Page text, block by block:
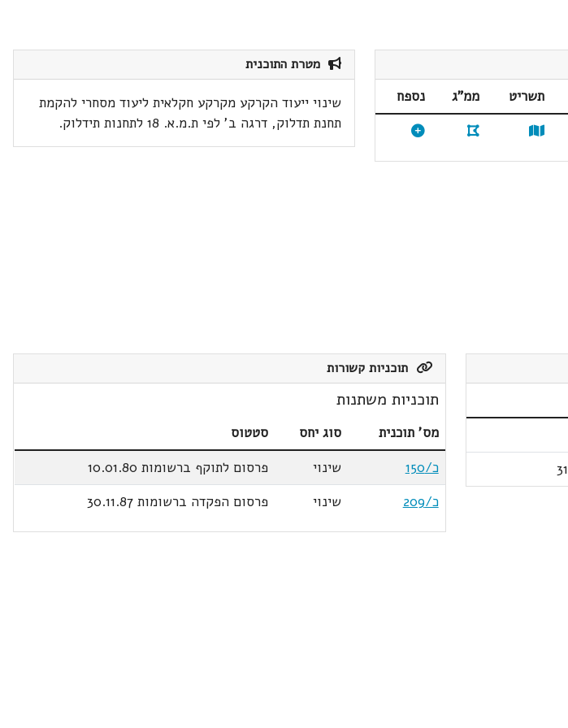
תשריט ממ"ג
נספח
מטרת התוכנית
שינוי ייעוד הקרקע מקרקע חקלאית ליעוד מסחרי להקמת
תחנת תדלוק, דרגה ב' לפי ת.מ.א. 18 לתחנות תידלוק.
31
תוכניות קשורות
תוכניות משתנות
מס' תוכנית סוג יחס
סטטוס
כ/150
שינוי
פרסום לתוקף ברשומות 10.01.80
כ/209
שינוי פרסום הפקדה ברשומות 30.11.87